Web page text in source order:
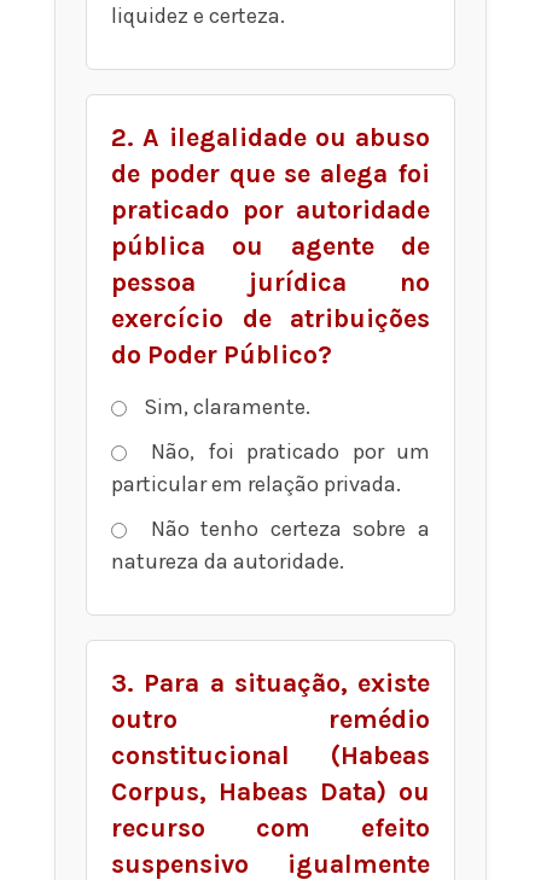
liquidez e certeza.
2. A ilegalidade ou abuso
de poder que se alega foi
praticado por autoridade
pública ou agente de
pessoa jurídica no
exercício de atribuições
do Poder Público?
Sim, claramente.
Não, foi praticado por um
particular em relação privada.
Não tenho certeza sobre a
natureza da autoridade.
3. Para a situação, existe
outro remédio
constitucional (Habeas
Corpus, Habeas Data) ou
recurso com efeito
suspensivo igualmente